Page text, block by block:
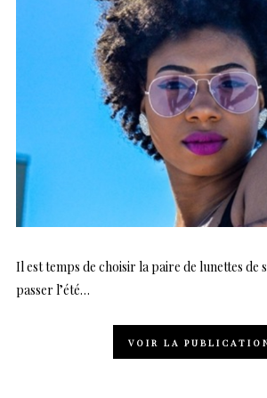
Il est temps de choisir la paire de lunettes
passer l’été…
VOIR LA